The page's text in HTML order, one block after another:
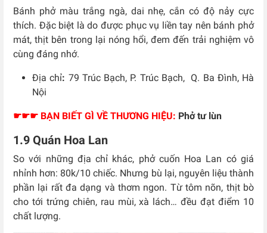
Bánh phở màu trắng ngà, dai nhẹ, cắn có độ nảy cực
thích. Đặc biệt là do được phục vụ liền tay nên bánh phở
mát, thịt bên trong lại nóng hổi, đem đến trải nghiệm vô
cùng đáng nhớ.
Địa chỉ: 79 Trúc Bạch, P. Trúc Bạch, Q. Ba Đình, Hà
Nội
☛☛☛ BẠN BIẾT GÌ VỀ THƯƠNG HIỆU: Phở tư lùn
1.9 Quán Hoa Lan
So với những địa chỉ khác, phở cuốn Hoa Lan có giá
nhỉnh hơn: 80k/10 chiếc. Nhưng bù lại, nguyên liệu thành
phần lại rất đa dạng và thơm ngon. Từ tôm nõn, thịt bò
cho tới trứng chiên, rau mùi, xà lách… đều đạt điểm 10
chất lượng.